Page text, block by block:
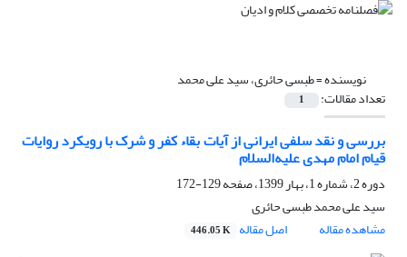
نویسنده =طبسی حائری، سید علی محمد
تعداد مقالات: 1
بررسی و نقد سلفی ایرانی از آیات بقاء کفر و شرک با رویکرد روایات
قیام امام مهدی علیه‌السلام
دوره 2، شماره 1، بهار 1399، صفحه
129-172
سید علی محمد طبسی حائری
مشاهده مقاله
اصل مقاله 446.05 K